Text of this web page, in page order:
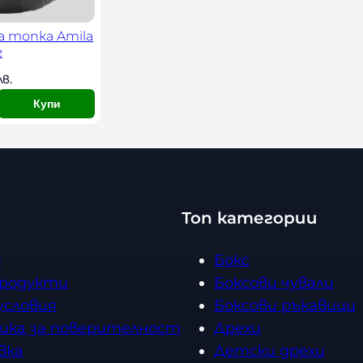
топка Amila
Купи
за поверителност
Топ категории
Бокс
Боксови чували
Боксови ръкавици
Дрехи
Детски дрехи